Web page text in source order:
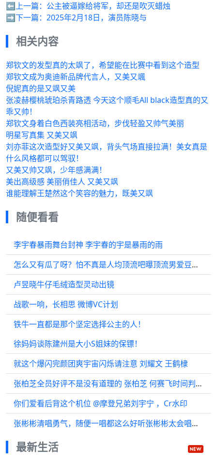
⬅️上一篇： 公主被逼嫁给将军，却还是吹灭蜡烛
➡️下一篇： 2025年2月18日，演员陈晓与
相关内容
郑钦文的发型真的太飒了，希望能在比赛中看到这个造型
郑钦文成为奥迪新品牌代言人，又美又颯
倪妮真的是又飒又美
张凌赫樱桃琥珀杀青路透️ 今天这个顺毛All black造型真的又
乖又帅！
郑钦文身着白色西装亮相活动，步伐轻盈又帅气美丽
明星写真集 又美又飒
刘亦菲这次造型好又美又飒，背头气场直接拉满！美女真是
什么风格都可以驾驭！
又美又帅又飒，少年感满满！
美出高级感 美丽俏佳人 又美又飒
谁能理解王楚然这个笑容的魅力，既美又飒
随便看看
李宇春暴雨舞台封神 李宇春的宇是暴雨的雨
怎么又有瓜了呀？怕不真是人均顶流吧曝顶流男爱豆有孩子了 塌房 微博VC计划
卢昱晓牛仔毛绒造型灵动出镜
战歌一响，长相思 微博VC计划
铁牛一直都是那个坚定选择公主的人！
徐妈妈谈陈建州是大小S姐妹的保镖！
就这个爆闪完颜团爽宇宙闪烁请注意 刘耀文 王鹤棣
张柏芝全员好评不是没有道理的 张柏芝 何赛飞时间判官 微博VC计划
你们爱看后背这个机位 @摩登兄弟刘宇宁 ，Cr水印
张彬彬清唱勇气，随便一唱都这么好听张彬彬太会唱了 2024国剧盛典
最新生活